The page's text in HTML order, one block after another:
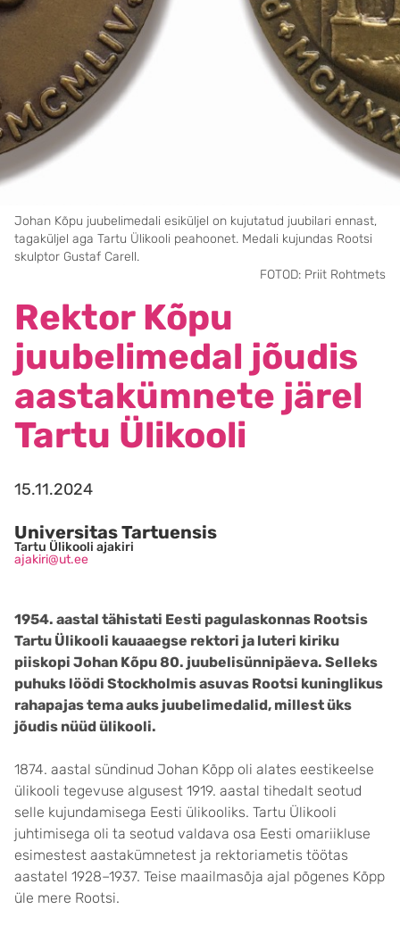
Johan Kõpu juubelimedali esiküljel on kujutatud juubilari ennast,
tagaküljel aga Tartu Ülikooli peahoonet. Medali kujundas Rootsi
skulptor Gustaf Carell.
FOTOD: Priit Rohtmets
Rektor Kõpu
juubelimedal jõudis
aastakümnete järel
Tartu Ülikooli
15.11.2024
Universitas Tartuensis
Tartu Ülikooli ajakiri
ajakiri@ut.ee
1954. aastal tähistati Eesti pagulaskonnas Rootsis
Tartu Ülikooli kauaaegse rektori ja luteri kiriku
piiskopi Johan Kõpu 80. juubelisünnipäeva. Selleks
puhuks löödi Stockholmis asuvas Rootsi kuninglikus
rahapajas tema auks juubelimedalid, millest üks
jõudis nüüd ülikooli.
1874. aastal sündinud Johan Kõpp oli alates eestikeelse
ülikooli tegevuse algusest 1919. aastal tihedalt seotud
selle kujundamisega Eesti ülikooliks. Tartu Ülikooli
juhtimisega oli ta seotud valdava osa Eesti omariikluse
esimestest aastakümnetest ja rektoriametis töötas
aastatel 1928–1937. Teise maailmasõja ajal põgenes Kõpp
üle mere Rootsi.